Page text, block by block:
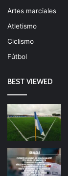
Artes marciales
Atletismo
Ciclismo
Fútbol
BEST VIEWED